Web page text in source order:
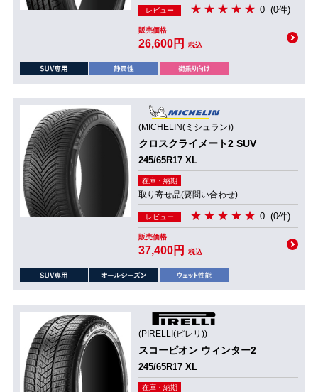
レビュー 0 (0件)
販売価格
26,600円 税込
(MICHELIN(ミシュラン))
クロスクライメート2 SUV
245/65R17 XL
在庫・納期
取り寄せ品(要問い合わせ)
レビュー 0 (0件)
販売価格
37,400円 税込
(PIRELLI(ピレリ))
スコーピオン ウィンター2
245/65R17 XL
在庫・納期